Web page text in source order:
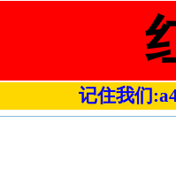
记住我们